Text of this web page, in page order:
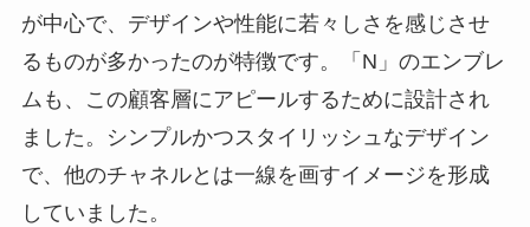
が中心で、デザインや性能に若々しさを感じさせ
るものが多かったのが特徴です。「N」のエンブレ
ムも、この顧客層にアピールするために設計され
ました。シンプルかつスタイリッシュなデザイン
で、他のチャネルとは一線を画すイメージを形成
していました。